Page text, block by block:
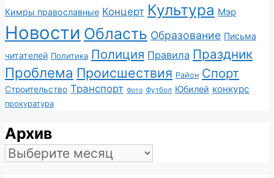
Кимры православные Концерт Культура Мэр
Новости Область Образование Письма
читателей Политика Полиция Правила Праздник
Проблема Происшествия Район Спорт
Строительство Транспорт Фото Футбол Юбилей конкурс
прокуратура
Архив
Архив